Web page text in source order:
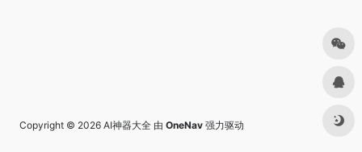
Copyright © 2026 AI神器大全 由 OneNav 强力驱动